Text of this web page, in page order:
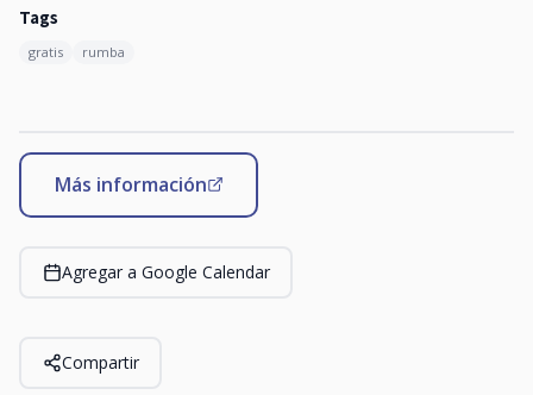
Tags
gratis rumba
Más información
Agregar a Google Calendar
Compartir